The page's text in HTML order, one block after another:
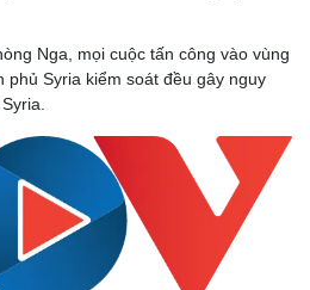
Nga, mọi cuộc tấn công vào vùng
Syria kiểm soát đều gây nguy